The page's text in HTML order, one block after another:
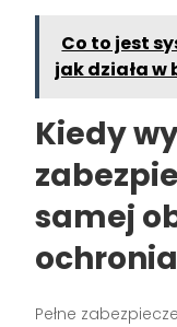
Co to jest
jak działa w
Kiedy
samej
Pełne